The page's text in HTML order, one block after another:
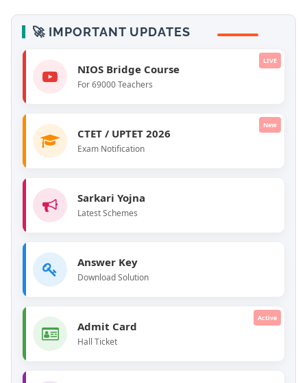
🚀 IMPORTANT UPDATES
NIOS Bridge Course
For 69000 Teachers
LIVE
CTET / UPTET 2026
Exam Notification
New
Sarkari Yojna
Latest Schemes
Answer Key
Download Solution
Admit Card
Hall Ticket
Active